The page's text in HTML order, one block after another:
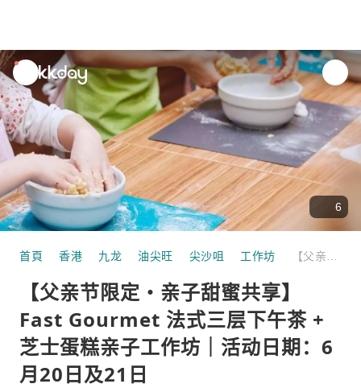
unread
notifications
6
首頁 香港 九龙 油尖旺 尖沙咀 工作坊
【父亲节限定・亲子甜蜜共享】
Fast Gourmet 法式三层下午茶 +
芝士蛋糕亲子工作坊｜活动日期：6
月20日及21日